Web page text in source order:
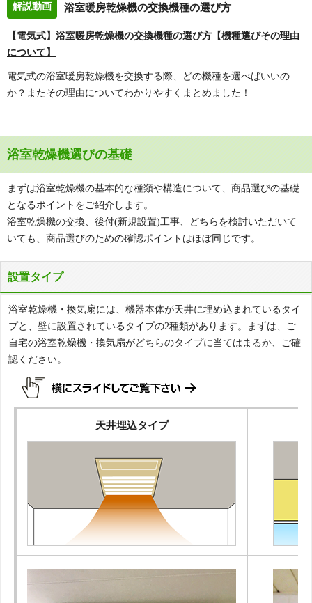
解説動画 浴室暖房乾燥機の交換機種の選び方
【電気式】浴室暖房乾燥機の交換機種の選び方【機種選びその理由
について】
電気式の浴室暖房乾燥機を交換する際、どの機種を選べばいいの
か？またその理由についてわかりやすくまとめました！
浴室乾燥機選びの基礎
まずは浴室乾燥機の基本的な種類や構造について、商品選びの基礎
となるポイントをご紹介します。
浴室乾燥機の交換、後付(新規設置)工事、どちらを検討いただいて
いても、商品選びのための確認ポイントはほぼ同じです。
設置タイプ
浴室乾燥機・換気扇には、機器本体が天井に埋め込まれているタイ
プと、壁に設置されているタイプの2種類があります。まずは、ご
自宅の浴室乾燥機・換気扇がどちらのタイプに当てはまるか、ご確
認ください。
天井埋込タイプ